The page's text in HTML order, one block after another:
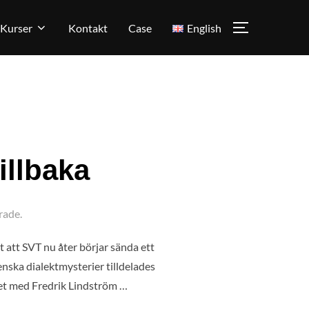
Kurser Kontakt Case English SLÅ PÅ/AV
SVT nu åter börjar sända ett
dialektmysterier tilldelades
med Fredrik Lindström …